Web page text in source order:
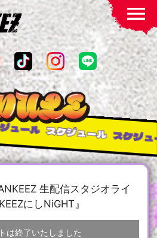
menu
ール スケジュール スケジュ
生配信スタジオライ
にしNiGHT』
は終了いたしました